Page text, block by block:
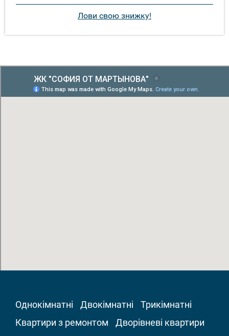
Лови свою знижку!
Однокімнатні Двокімнатні
Трикімнатні
Квартири з ремонтом
Дворівневі квартири